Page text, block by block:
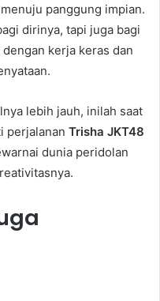
panggung impian.
dirinya, tapi juga bagi
kerja keras dan
lebih jauh, inilah saat
perjalanan Trisha JKT48
dunia peridolan